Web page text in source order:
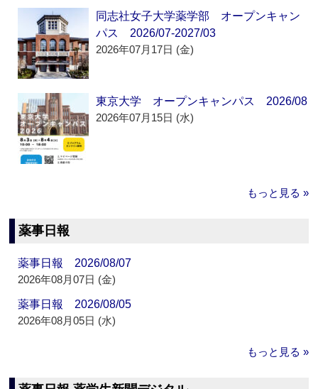
同志社女子大学薬学部 オープンキャン
パス 2026/07-2027/03
2026年07月17日 (金)
東京大学 オープンキャンパス 2026/08
2026年07月15日 (水)
もっと見る »
薬事日報
薬事日報 2026/08/07
2026年08月07日 (金)
薬事日報 2026/08/05
2026年08月05日 (水)
もっと見る »